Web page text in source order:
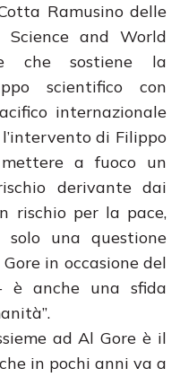
Ramusino delle
Science and World
che sostiene la
scientifico con
internazionale
di Filippo
a fuoco un
derivante dai
rischio per la pace,
una questione
in occasione del
è anche una sfida
ad Al Gore è il
in pochi anni va a